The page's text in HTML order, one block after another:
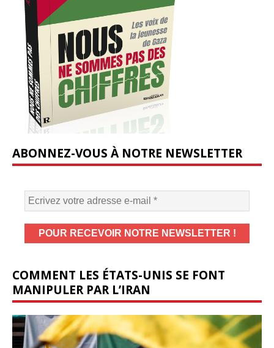
ABONNEZ-VOUS À NOTRE NEWSLETTER
COMMENT LES ÉTATS-UNIS SE FONT
MANIPULER PAR L’IRAN